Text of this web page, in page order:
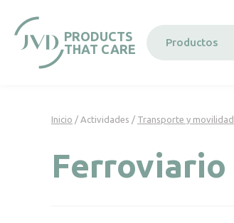
PRODUCTS
THAT CARE
Productos
Inicio / Actividades / Transporte y movilidad
Ferroviario